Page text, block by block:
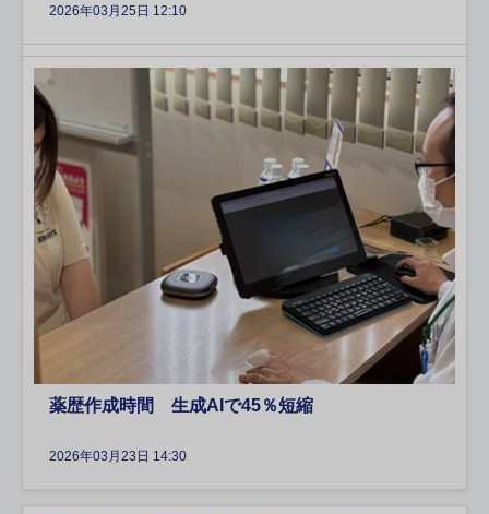
2026年03月25日 12:10
薬歴作成時間 生成AIで45％短縮
2026年03月23日 14:30